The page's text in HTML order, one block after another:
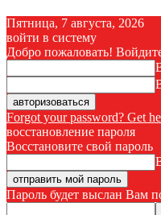
Пятница, 7 августа, 2026
войти в систему
Добро пожаловать!
Forgot your password? Get
восстановление пароля
Восстановите свой пароль
Пароль будет выслан Вам